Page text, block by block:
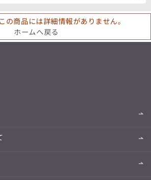
の商品には詳細情報がありません。
ホームへ戻る